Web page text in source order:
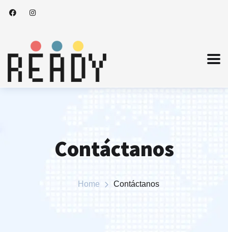
Contáctanos
Home Contáctanos